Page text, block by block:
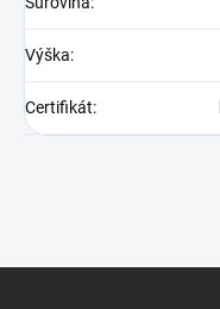
Výška:
Certifikát: